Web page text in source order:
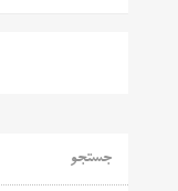
جستجو